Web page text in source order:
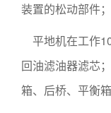
装置的松动部件
平地机在工作
回油滤油器滤芯
箱、后桥、平衡箱